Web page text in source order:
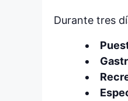
Durante tres